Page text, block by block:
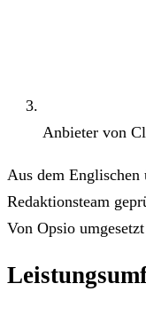
Anbieter von
Aus dem
Redaktionsteam
Von Opsio umgesetzt